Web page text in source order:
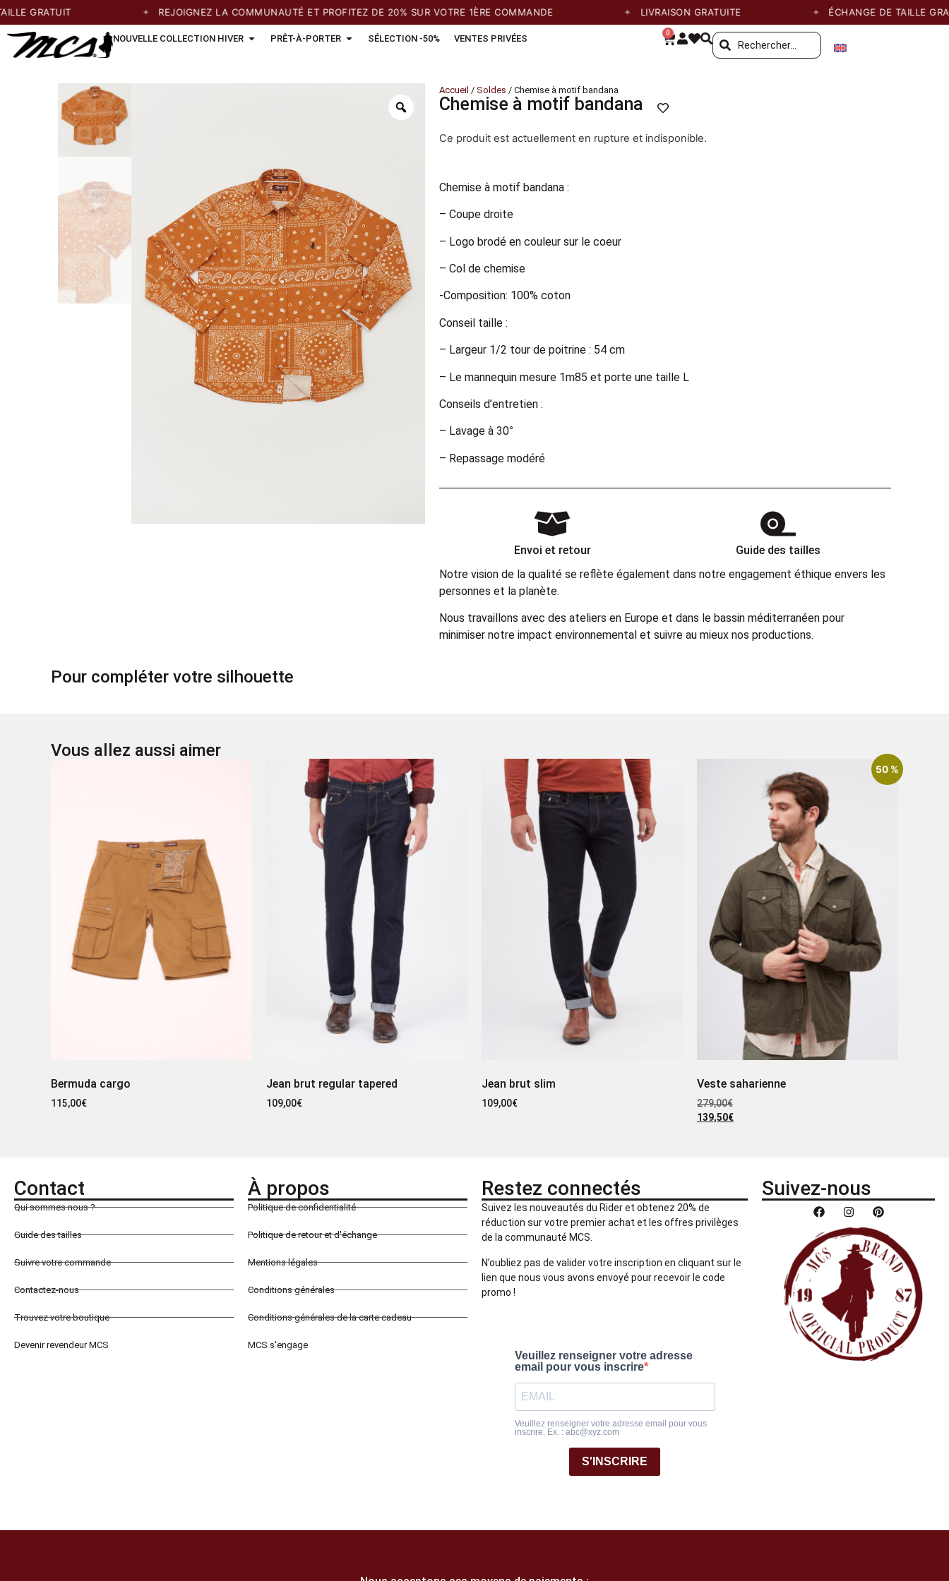
GRATUIT REJOIGNEZ LA COMMUNAUTÉ ET PROFITEZ DE 20% SUR VOTRE 1ÈRE COMMANDE LIVRAISON GRATUITE ÉCHANGE DE TAILLE GRATUIT
NOUVELLE COLLECTION HIVER PRÊT-À-PORTER SÉLECTION -50% VENTES PRIVÉES
0
Accueil / Soldes / Chemise à motif bandana
Chemise à motif bandana
Ce produit est actuellement en rupture et indisponible.
Chemise à motif bandana :
– Coupe droite
– Logo brodé en couleur sur le coeur
– Col de chemise
-Composition: 100% coton
Conseil taille :
– Largeur 1/2 tour de poitrine : 54 cm
– Le mannequin mesure 1m85 et porte une taille L
Conseils d’entretien :
– Lavage à 30°
– Repassage modéré
Envoi et retour
Guide des tailles
Notre vision de la qualité se reflète également dans notre engagement éthique envers les
personnes et la planète.
Nous travaillons avec des ateliers en Europe et dans le bassin méditerranéen pour
minimiser notre impact environnemental et suivre au mieux nos productions.
Pour compléter votre silhouette
Vous allez aussi aimer
Bermuda cargo
115,00€
Jean brut regular tapered
109,00€
Jean brut slim
109,00€
50 %
Veste saharienne
279,00€
139,50€
Contact
Qui sommes nous ?
Guide des tailles
Suivre votre commande
Contactez-nous
Trouvez votre boutique
Devenir revendeur MCS
À propos
Politique de confidentialité
Politique de retour et d'échange
Mentions légales
Conditions générales
Conditions générales de la carte cadeau
MCS s'engage
Restez connectés
Suivez les nouveautés du Rider et obtenez 20% de
réduction sur votre premier achat et les offres privilèges
de la communauté MCS.
N’oubliez pas de valider votre inscription en cliquant sur le
lien que nous vous avons envoyé pour recevoir le code
promo !
Veuillez renseigner votre adresse
email pour vous inscrire
Veuillez renseigner votre adresse email pour vous
inscrire. Ex. : abc@xyz.com
S'INSCRIRE
Suivez-nous